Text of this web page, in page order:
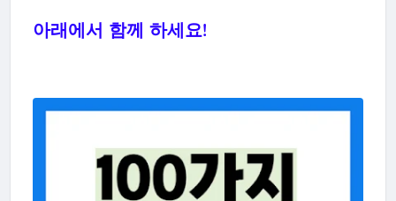
아래에서 함께 하세요!